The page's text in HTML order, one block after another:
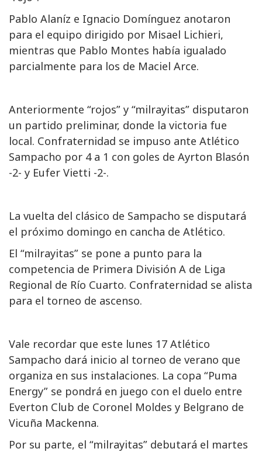
Pablo Alaníz e Ignacio Domínguez anotaron
para el equipo dirigido por Misael Lichieri,
mientras que Pablo Montes había igualado
parcialmente para los de Maciel Arce.
Anteriormente “rojos” y “milrayitas” disputaron
un partido preliminar, donde la victoria fue
local. Confraternidad se impuso ante Atlético
Sampacho por 4 a 1 con goles de Ayrton Blasón
-2- y Eufer Vietti -2-.
La vuelta del clásico de Sampacho se disputará
el próximo domingo en cancha de Atlético.
El “milrayitas” se pone a punto para la
competencia de Primera División A de Liga
Regional de Río Cuarto. Confraternidad se alista
para el torneo de ascenso.
Vale recordar que este lunes 17 Atlético
Sampacho dará inicio al torneo de verano que
organiza en sus instalaciones. La copa “Puma
Energy” se pondrá en juego con el duelo entre
Everton Club de Coronel Moldes y Belgrano de
Vicuña Mackenna.
Por su parte, el “milrayitas” debutará el martes